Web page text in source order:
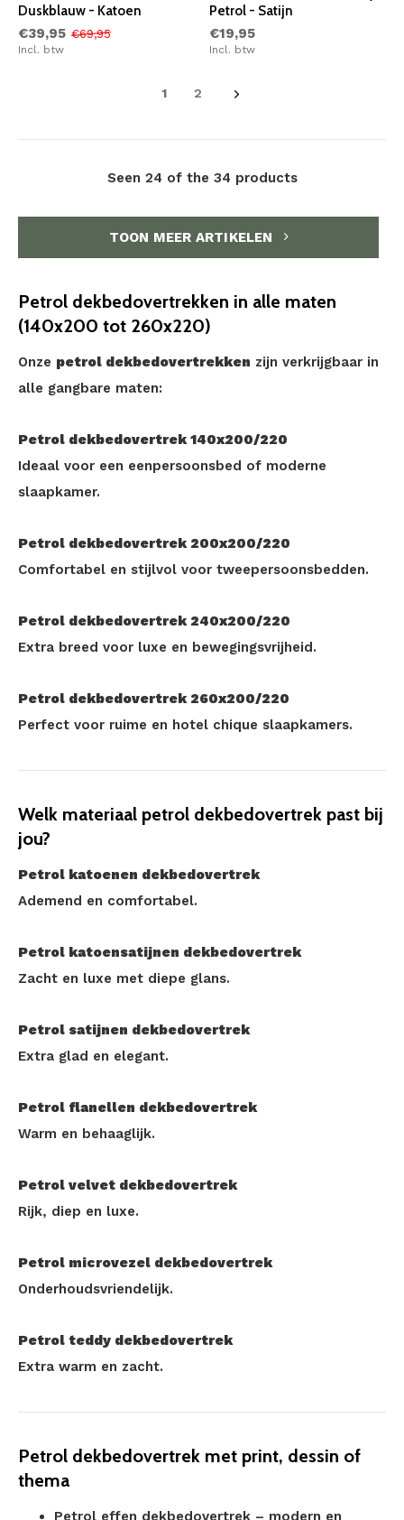
Duskblauw - Katoen
€39,95 €69,95
Incl. btw
Petrol - Satijn
€19,95
Incl. btw
1 2
Seen 24 of the 34 products
TOON MEER ARTIKELEN
Petrol dekbedovertrekken in alle maten
(140x200 tot 260x220)
Onze petrol dekbedovertrekken zijn verkrijgbaar in
alle gangbare maten:
Petrol dekbedovertrek 140x200/220
Ideaal voor een eenpersoonsbed of moderne
slaapkamer.
Petrol dekbedovertrek 200x200/220
Comfortabel en stijlvol voor tweepersoonsbedden.
Petrol dekbedovertrek 240x200/220
Extra breed voor luxe en bewegingsvrijheid.
Petrol dekbedovertrek 260x200/220
Perfect voor ruime en hotel chique slaapkamers.
Welk materiaal petrol dekbedovertrek past bij
jou?
Petrol katoenen dekbedovertrek
Ademend en comfortabel.
Petrol katoensatijnen dekbedovertrek
Zacht en luxe met diepe glans.
Petrol satijnen dekbedovertrek
Extra glad en elegant.
Petrol flanellen dekbedovertrek
Warm en behaaglijk.
Petrol velvet dekbedovertrek
Rijk, diep en luxe.
Petrol microvezel dekbedovertrek
Onderhoudsvriendelijk.
Petrol teddy dekbedovertrek
Extra warm en zacht.
Petrol dekbedovertrek met print, dessin of
thema